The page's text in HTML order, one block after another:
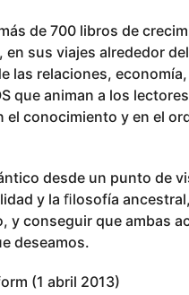
de 700 libros de
sus viajes alrededor
las relaciones,
que animan a los
conocimiento y en el
desde un punto de
y la ﬁlosofía
y conseguir que ambas
deseamos.
(1 abril 2013)